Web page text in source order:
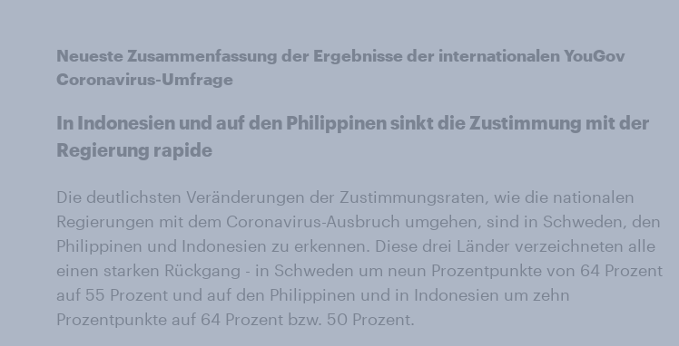
Neueste Zusammenfassung der Ergebnisse der internationalen YouGov
Coronavirus-Umfrage
In Indonesien und auf den Philippinen sinkt die Zustimmung mit der
Regierung rapide
Die deutlichsten Veränderungen der Zustimmungsraten, wie die nationalen
Regierungen mit dem Coronavirus-Ausbruch umgehen, sind in Schweden, den
Philippinen und Indonesien zu erkennen. Diese drei Länder verzeichneten alle
einen starken Rückgang - in Schweden um neun Prozentpunkte von 64 Prozent
auf 55 Prozent und auf den Philippinen und in Indonesien um zehn
Prozentpunkte auf 64 Prozent bzw. 50 Prozent.